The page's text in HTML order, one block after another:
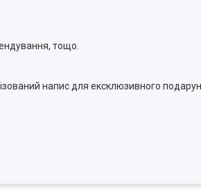
тощо.
напис для ексклюзивного